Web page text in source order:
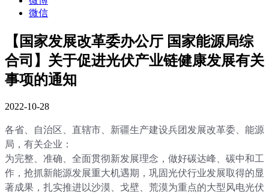
微信
【国家发展改革委办公厅 国家能源局综
合司】关于促进光伏产业链健康发展有关
事项的通知
2022-10-28
各省、自治区、直辖市、新疆生产建设兵团发展改革委、能源
局，有关企业：
为完整、准确、全面贯彻新发展理念，做好碳达峰、碳中和工
作，抢抓新能源发展重大机遇期，巩固光伏行业发展取得的显
著成果，扎实推进以沙漠、戈壁、荒漠为重点的大型风电光伏